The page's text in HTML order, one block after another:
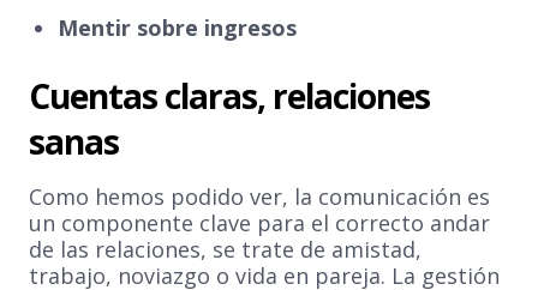
Mentir sobre ingresos
Cuentas claras, relaciones
sanas
Como hemos podido ver, la comunicación es
un componente clave para el correcto andar
de las relaciones, se trate de amistad,
trabajo, noviazgo o vida en pareja. La gestión